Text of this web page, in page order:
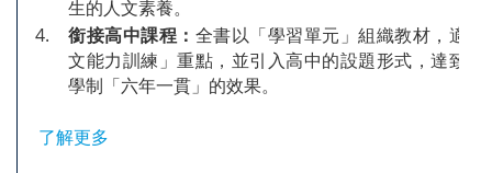
生的人文素養。
4.
銜接高中課程： 全書以「學習單元」組織教材，適當
文能力訓練」重點，並引入高中的設題形式，達致配
學制「六年一貫」的效果。
了解更多